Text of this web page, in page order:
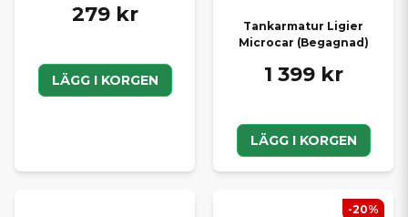
279 kr
LÄGG I KORGEN
Tankarmatur Ligier
Microcar (Begagnad)
1 399 kr
LÄGG I KORGEN
-20%